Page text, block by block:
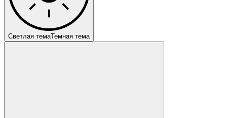
Светлая темаТемная тема